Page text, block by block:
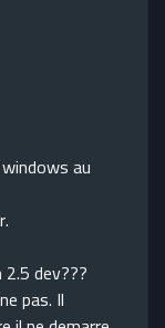
au
dev???
pas. Il